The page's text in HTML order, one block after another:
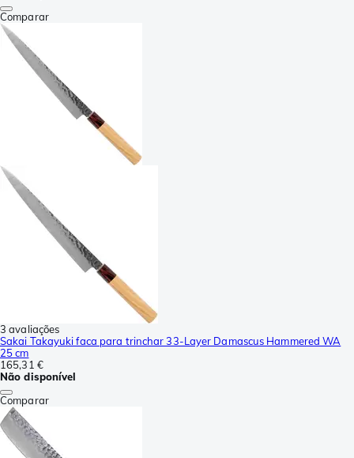
Comparar
3 avaliações
Sakai Takayuki faca para trinchar 33-Layer Damascus Hammered WA
25 cm
165,31 €
Não disponível
Comparar